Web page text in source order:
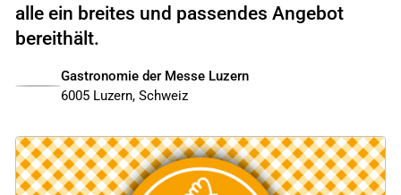
alle ein breites und passendes Angebot
bereithält.
Gastronomie der Messe Luzern
6005 Luzern, Schweiz